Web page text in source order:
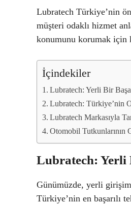
Lubratech Türkiye’nin
müşteri odaklı hizmet
konumunu korumak için
İçindekiler
Lubratech: Yerli Bir
Lubratech: Türkiye’nin
Lubratech Markasıyla
Otomobil Tutkunlarının
Lubratech: Yerli
Günümüzde, yerli
Türkiye’nin en başarılı